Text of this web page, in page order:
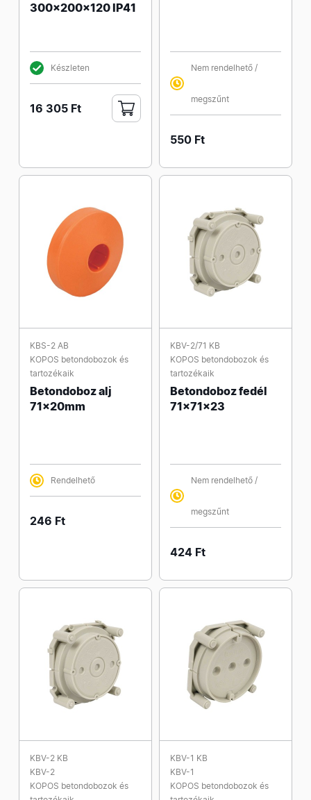
300x200x120 IP41
Készleten
16 305 Ft
Nem rendelhető /
megszűnt
550 Ft
KBS-2 AB
KOPOS betondobozok és
tartozékaik
Betondoboz alj
71x20mm
Rendelhető
246 Ft
KBV-2/71 KB
KOPOS betondobozok és
tartozékaik
Betondoboz fedél
71x71x23
Nem rendelhető /
megszűnt
424 Ft
KBV-2 KB
KBV-2
KOPOS betondobozok és
KBV-1 KB
KBV-1
KOPOS betondobozok és